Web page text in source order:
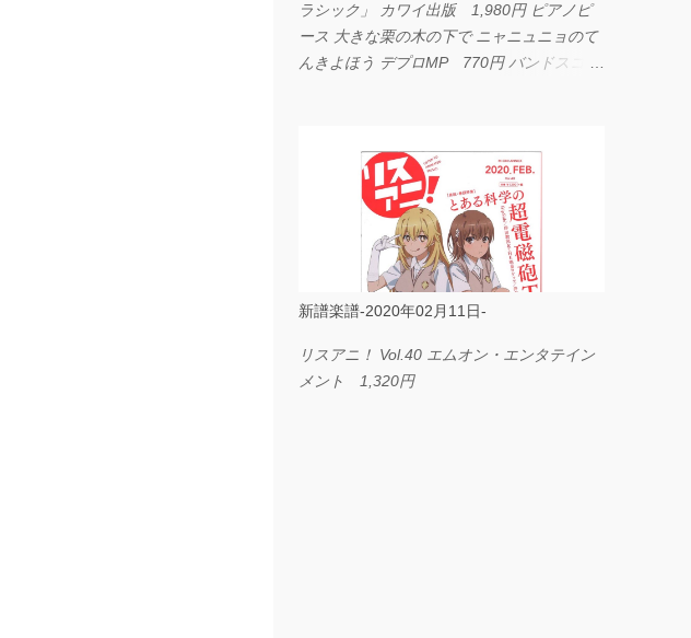
ラシック」 カワイ出版 1,980円 ピアノピ
ース 大きな栗の木の下で ニャニュニョのて
んきよほう デプロMP 770円 バンドスコア
ス I LOVE．．． Official髭男dism やさしく
弾ける ピアノピース フェアリー 660円
BP2225 Kingdom of the Heavens 春畑道哉
バンドピース フェアリー 825円
新譜楽譜-2020年02月11日-
リスアニ！ Vol.40 エムオン・エンタテイン
メント 1,320円